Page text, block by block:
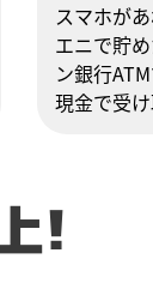
スマホが
エニで貯
ン銀行
現金で受
!